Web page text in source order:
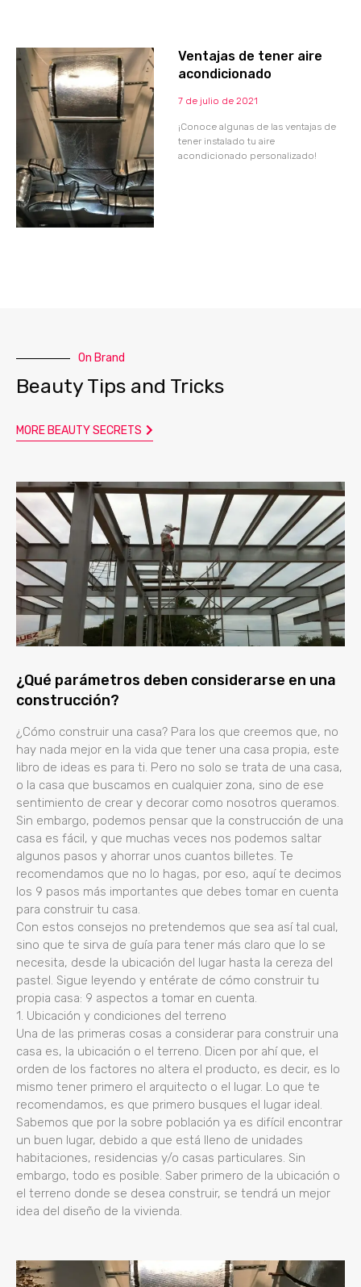
Ventajas de tener aire
acondicionado
7 de julio de 2021
¡Conoce algunas de las ventajas de
tener instalado tu aire
acondicionado personalizado!
On Brand
Beauty Tips and Tricks
MORE BEAUTY SECRETS
¿Qué parámetros deben considerarse en una
construcción?
¿Cómo construir una casa? Para los que creemos que, no
hay nada mejor en la vida que tener una casa propia, este
libro de ideas es para ti. Pero no solo se trata de una casa,
o la casa que buscamos en cualquier zona, sino de ese
sentimiento de crear y decorar como nosotros queramos.
Sin embargo, podemos pensar que la construcción de una
casa es fácil, y que muchas veces nos podemos saltar
algunos pasos y ahorrar unos cuantos billetes. Te
recomendamos que no lo hagas, por eso, aquí te decimos
los 9 pasos más importantes que debes tomar en cuenta
para construir tu casa.
Con estos consejos no pretendemos que sea así tal cual,
sino que te sirva de guía para tener más claro que lo se
necesita, desde la ubicación del lugar hasta la cereza del
pastel. Sigue leyendo y entérate de cómo construir tu
propia casa: 9 aspectos a tomar en cuenta.
1. Ubicación y condiciones del terreno
Una de las primeras cosas a considerar para construir una
casa es, la ubicación o el terreno. Dicen por ahí que, el
orden de los factores no altera el producto, es decir, es lo
mismo tener primero el arquitecto o el lugar. Lo que te
recomendamos, es que primero busques el lugar ideal.
Sabemos que por la sobre población ya es difícil encontrar
un buen lugar, debido a que está lleno de unidades
habitaciones, residencias y/o casas particulares. Sin
embargo, todo es posible. Saber primero de la ubicación o
el terreno donde se desea construir, se tendrá un mejor
idea del diseño de la vivienda.